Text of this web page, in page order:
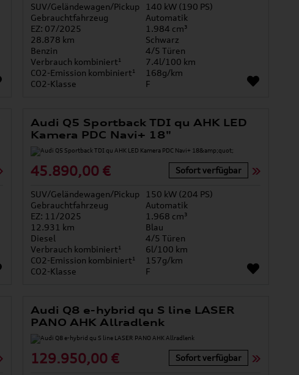
SUV/Geländewagen/Pickup
140 kW (190 PS)
Gebrauchtfahrzeug
Automatik
EZ: 07/2025
1.984 cm³
28.878 km
Schwarz
Benzin
4/5 Türen
Verbrauch kombiniert¹
7.4l/100 km
CO2-Emission kombiniert¹
168g/km
CO2-Klasse
F
Audi Q5 Sportback TDI qu AHK LED
Kamera PDC Navi+ 18"
45.890,00 € Sofort verfügbar
SUV/Geländewagen/Pickup
150 kW (204 PS)
Gebrauchtfahrzeug
Automatik
EZ: 11/2025
1.968 cm³
12.931 km
Blau
Diesel
4/5 Türen
Verbrauch kombiniert¹
6l/100 km
CO2-Emission kombiniert¹
157g/km
CO2-Klasse
F
Audi Q8 e-hybrid qu S line LASER
PANO AHK Allradlenk
129.950,00 € Sofort verfügbar